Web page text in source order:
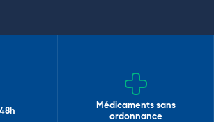
Médicaments sans
ordonnance